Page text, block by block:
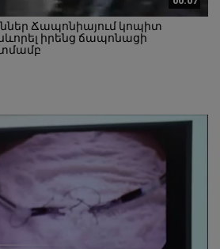
Ճապոնիայում կոպիտ
իրենց ճապոնացի